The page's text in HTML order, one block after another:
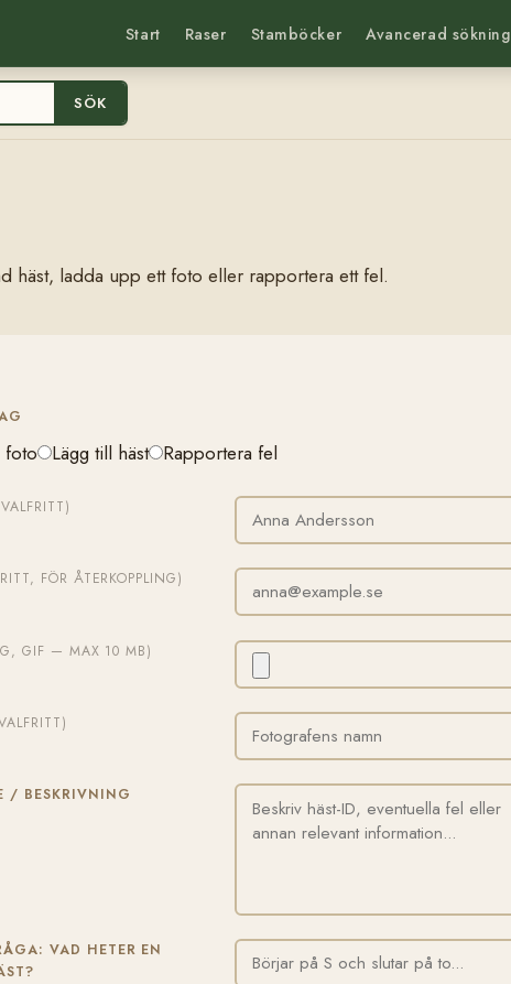
Start Raser Stamböcker Avancerad sökning
SÖK
häst, ladda upp ett foto eller rapportera ett fel.
foto Lägg till häst Rapportera fel
FÖR ÅTERKOPPLING)
GIF — MAX 10 MB)
/ BESKRIVNING
VAD HETER EN